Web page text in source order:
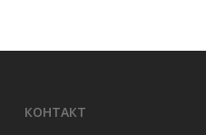
КОНТАКТ